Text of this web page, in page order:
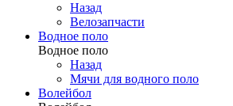
Назад
Велозапчасти
Водное поло
Водное поло
Назад
Мячи для водного поло
Волейбол